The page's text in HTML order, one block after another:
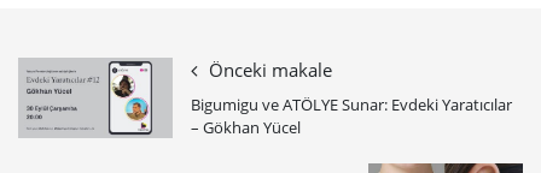
Önceki makale
Bigumigu ve ATÖLYE Sunar: Evdeki Yaratıcılar
– Gökhan Yücel